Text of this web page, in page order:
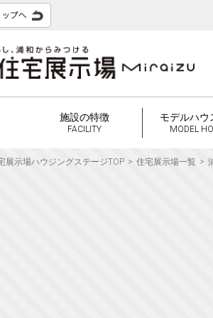
施設の特徴
FACILITY
モデルハウ
MODEL
展示場ハウジングステージTOP 住宅展示場一覧